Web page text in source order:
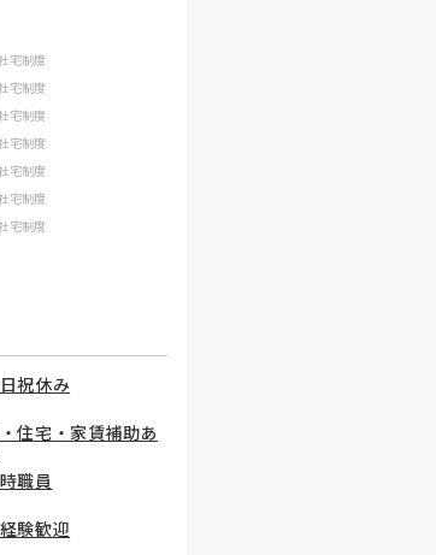
宅制度
宅制度
宅制度
宅制度
宅制度
宅制度
宅制度
祝休み
住宅・家賃補助あ
職員
験歓迎